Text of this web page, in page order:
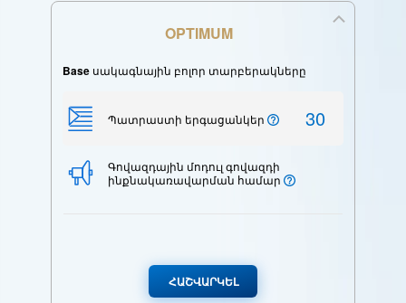
OPTIMUM
Base սակագնային բոլոր տարբերակները
Պատրաստի երգացանկեր 30
Գովազդային մոդուլ գովազդի
ինքնակառավարման համար
ՀԱՇՎԱՐԿԵԼ